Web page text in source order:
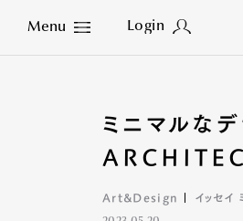
Menu Login
Close
ミニマルな
Art&Design イッセイ